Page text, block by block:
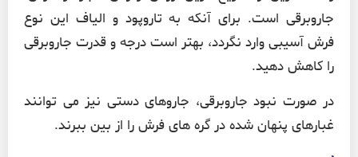
جاروبرقی است. برای آنکه به تاروپود و الیاف این نوع
فرش آسیبی وارد نگردد، بهتر است درجه و قدرت جاروبرقی
را کاهش دهید.
در صورت نبود جاروبرقی، جاروهای دستی نیز می توانند
غبارهای پنهان شده در گره های فرش را از بین ببرند.